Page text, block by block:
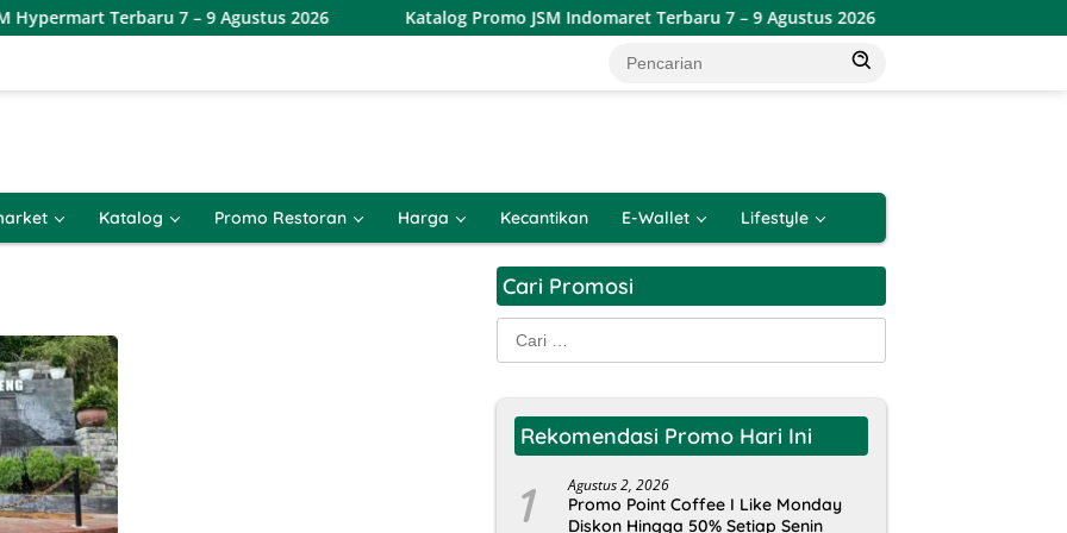
Terbaru 7 – 9 Agustus 2026 Katalog Promo JSM Indomaret Terbaru 7 – 9 Agustus 2026
Katalog Promo Restoran Harga Kecantikan E-Wallet Lifestyle
Cari Promosi
Cari
untuk:
Rekomendasi Promo Hari Ini
1 Agustus 2, 2026
Promo Point Coffee I Like Monday
Diskon Hingga 50% Setiap Senin